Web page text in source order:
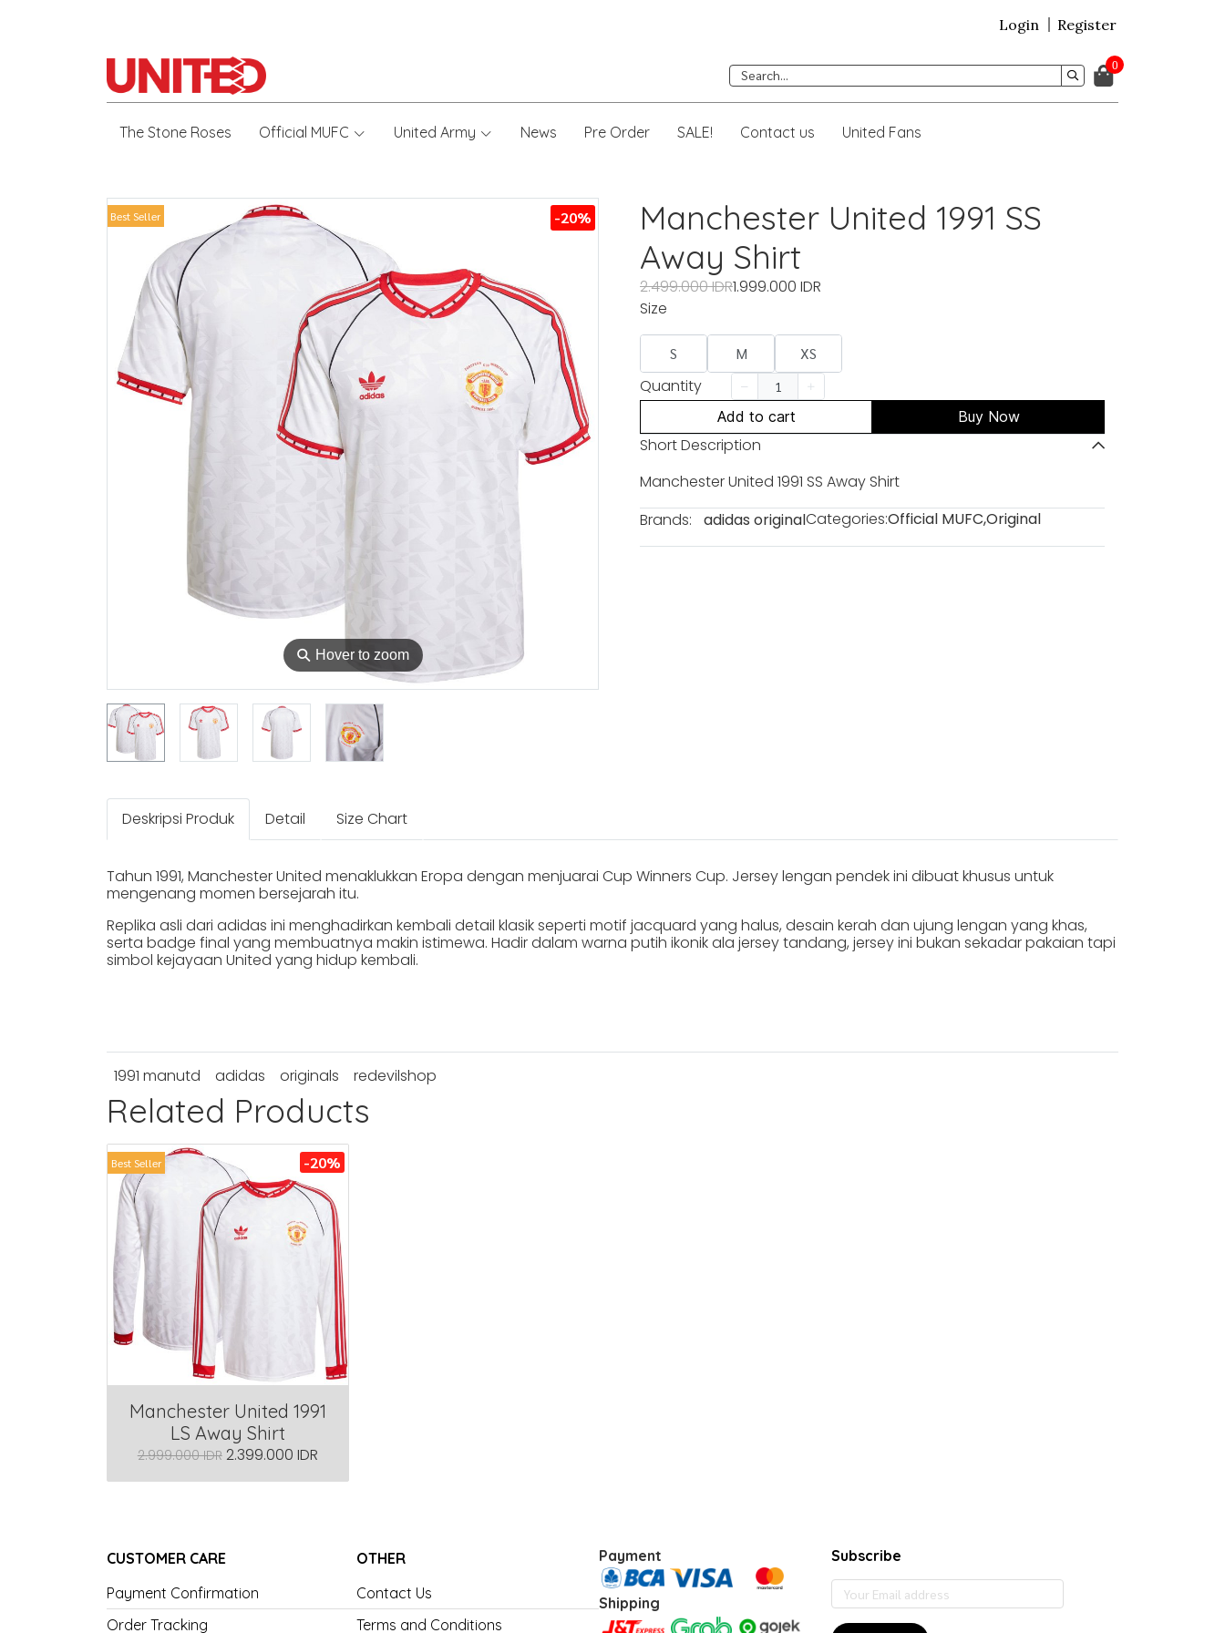
Login Register
0
The Stone Roses Official MUFC United Army News Pre Order SALE! Contact us United Fans
⚲ Hover to zoom
Best Seller -20%
Manchester United 1991 SS
Away Shirt
2.499.000 IDR1.999.000 IDR
Size
S M XS
Quantity
Add to cart Buy Now
Short Description
Manchester United 1991 SS Away Shirt
Brands:
adidas originalCategories:Official MUFC,Original
Deskripsi Produk Detail Size Chart
Tahun 1991, Manchester United menaklukkan Eropa dengan menjuarai Cup Winners Cup. Jersey lengan pendek ini dibuat khusus untuk
mengenang momen bersejarah itu.
Replika asli dari adidas ini menghadirkan kembali detail klasik seperti motif jacquard yang halus, desain kerah dan ujung lengan yang khas,
serta badge final yang membuatnya makin istimewa. Hadir dalam warna putih ikonik ala jersey tandang, jersey ini bukan sekadar pakaian tapi
simbol kejayaan United yang hidup kembali.
1991 manutd adidas originals redevilshop
Related Products
Best Seller -20%
Manchester United 1991
LS Away Shirt
2.999.000 IDR 2.399.000 IDR
CUSTOMER CARE
Payment Confirmation
Order Tracking
OTHER
Contact Us
Terms and Conditions
Payment
Shipping
Subscribe